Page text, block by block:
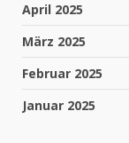
April 2025
März 2025
Februar 2025
Januar 2025